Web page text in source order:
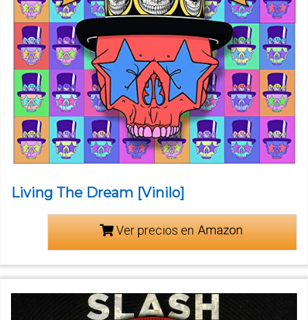
Living The Dream [Vinilo]
Ver precios en